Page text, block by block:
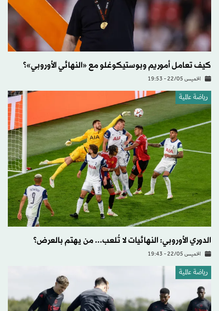
كيف تعامل أموريم وبوستيكوغلو مع «النهائي الأوروبي»؟
الخميس 22/05 - 19:53
رياضة عالمية
الدوري الأوروبي: النهائيات لا تُلعب... من يهتم بالعرض؟
الخميس 22/05 - 19:43
رياضة عالمية